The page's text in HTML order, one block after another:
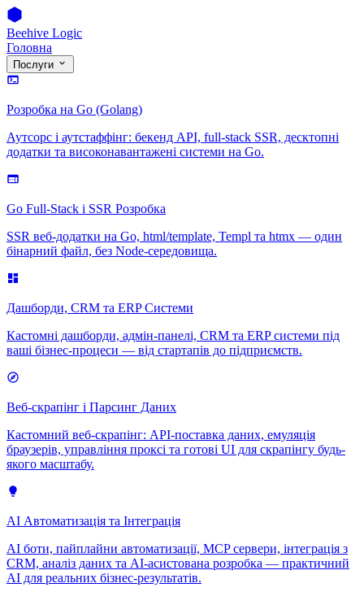
Beehive Logic
Головна
Послуги
Розробка на Go (Golang)
Аутсорс і аутстаффінг: бекенд API, full-stack SSR, десктопні
додатки та високонавантажені системи на Go.
Go Full-Stack і SSR Розробка
SSR веб-додатки на Go, html/template, Templ та htmx — один
бінарний файл, без Node-середовища.
Дашборди, CRM та ERP Системи
Кастомні дашборди, адмін-панелі, CRM та ERP системи під
ваші бізнес-процеси — від стартапів до підприємств.
Веб-скрапінг і Парсинг Даних
Кастомний веб-скрапінг: API-поставка даних, емуляція
браузерів, управління проксі та готові UI для скрапінгу будь-
якого масштабу.
AI Автоматизація та Інтеграція
AI боти, пайплайни автоматизації, MCP сервери, інтеграція з
CRM, аналіз даних та AI-асистована розробка — практичний
AI для реальних бізнес-результатів.